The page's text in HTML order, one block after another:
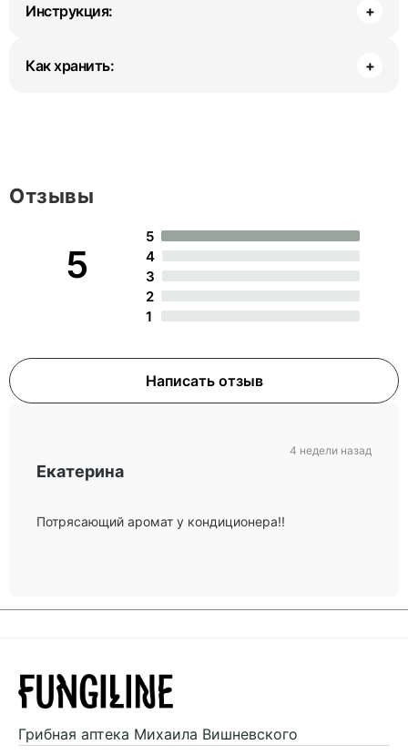
Инструкция: +
Как хранить: +
5
5
4
3
2
1
Написать отзыв
Отзывы
Екатерина
Потрясающий аромат у кондиционера!!
4 недели назад
Грибная аптека Михаила Вишневского